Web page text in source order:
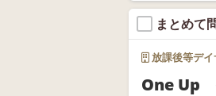
まとめて
放課後等デ
One Up